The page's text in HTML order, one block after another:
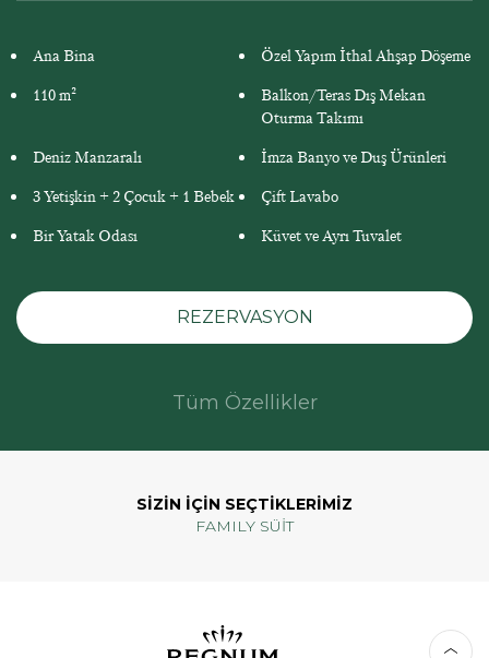
Ana Bina
Özel Yapım İthal Ahşap Döşeme
110 m²
Balkon/Teras Dış Mekan
Oturma Takımı
Deniz Manzaralı
İmza Banyo ve Duş Ürünleri
3 Yetişkin + 2 Çocuk + 1 Bebek
Çift Lavabo
Bir Yatak Odası
Küvet ve Ayrı Tuvalet
REZERVASYON
Tüm Özellikler
SİZİN İÇİN SEÇTİKLERİMİZ
FAMILY SÜİT